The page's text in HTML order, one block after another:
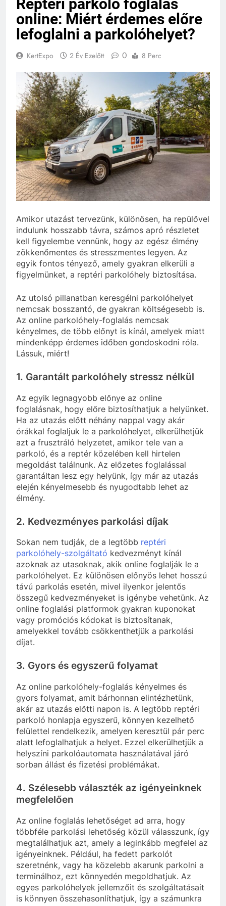
Reptéri parkoló foglalás
online: Miért érdemes előre
lefoglalni a parkolóhelyet?
KertExpo 2 Év Ezelőtt 0 8 Perc
Amikor utazást tervezünk, különösen, ha repülővel
indulunk hosszabb távra, számos apró részletet
kell figyelembe vennünk, hogy az egész élmény
zökkenőmentes és stresszmentes legyen. Az
egyik fontos tényező, amely gyakran elkerüli a
figyelmünket, a reptéri parkolóhely biztosítása.
Az utolsó pillanatban keresgélni parkolóhelyet
nemcsak bosszantó, de gyakran költségesebb is.
Az online parkolóhely-foglalás nemcsak
kényelmes, de több előnyt is kínál, amelyek miatt
mindenképp érdemes időben gondoskodni róla.
Lássuk, miért!
1. Garantált parkolóhely stressz nélkül
Az egyik legnagyobb előnye az online
foglalásnak, hogy előre biztosíthatjuk a helyünket.
Ha az utazás előtt néhány nappal vagy akár
órákkal foglaljuk le a parkolóhelyet, elkerülhetjük
azt a frusztráló helyzetet, amikor tele van a
parkoló, és a reptér közelében kell hirtelen
megoldást találnunk. Az előzetes foglalással
garantáltan lesz egy helyünk, így már az utazás
elején kényelmesebb és nyugodtabb lehet az
élmény.
2. Kedvezményes parkolási díjak
Sokan nem tudják, de a legtöbb reptéri
parkolóhely-szolgáltató kedvezményt kínál
azoknak az utasoknak, akik online foglalják le a
parkolóhelyet. Ez különösen előnyös lehet hosszú
távú parkolás esetén, mivel ilyenkor jelentős
összegű kedvezményeket is igénybe vehetünk. Az
online foglalási platformok gyakran kuponokat
vagy promóciós kódokat is biztosítanak,
amelyekkel tovább csökkenthetjük a parkolási
díjat.
3. Gyors és egyszerű folyamat
Az online parkolóhely-foglalás kényelmes és
gyors folyamat, amit bárhonnan elintézhetünk,
akár az utazás előtti napon is. A legtöbb reptéri
parkoló honlapja egyszerű, könnyen kezelhető
felülettel rendelkezik, amelyen keresztül pár perc
alatt lefoglalhatjuk a helyet. Ezzel elkerülhetjük a
helyszíni parkolóautomata használatával járó
sorban állást és fizetési problémákat.
4. Szélesebb választék az igényeinknek
megfelelően
Az online foglalás lehetőséget ad arra, hogy
többféle parkolási lehetőség közül válasszunk, így
megtalálhatjuk azt, amely a leginkább megfelel az
igényeinknek. Például, ha fedett parkolót
szeretnénk, vagy ha közelebb akarunk parkolni a
terminálhoz, ezt könnyedén megoldhatjuk. Az
egyes parkolóhelyek jellemzőit és szolgáltatásait
is könnyen összehasonlíthatjuk, így a számunkra